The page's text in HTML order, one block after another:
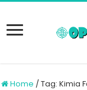
Home /Tag:Kimia